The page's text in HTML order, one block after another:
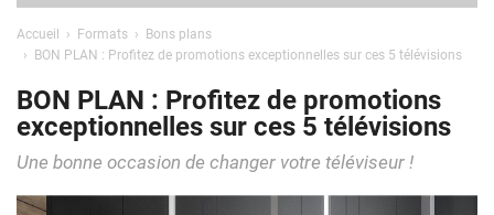
Accueil Formats
Bons plans
BON PLAN : Profitez de promotions exceptionnelles sur ces 5 télévisions
BON PLAN : Profitez de promotions
exceptionnelles sur ces 5 télévisions
Une bonne occasion de changer votre téléviseur !